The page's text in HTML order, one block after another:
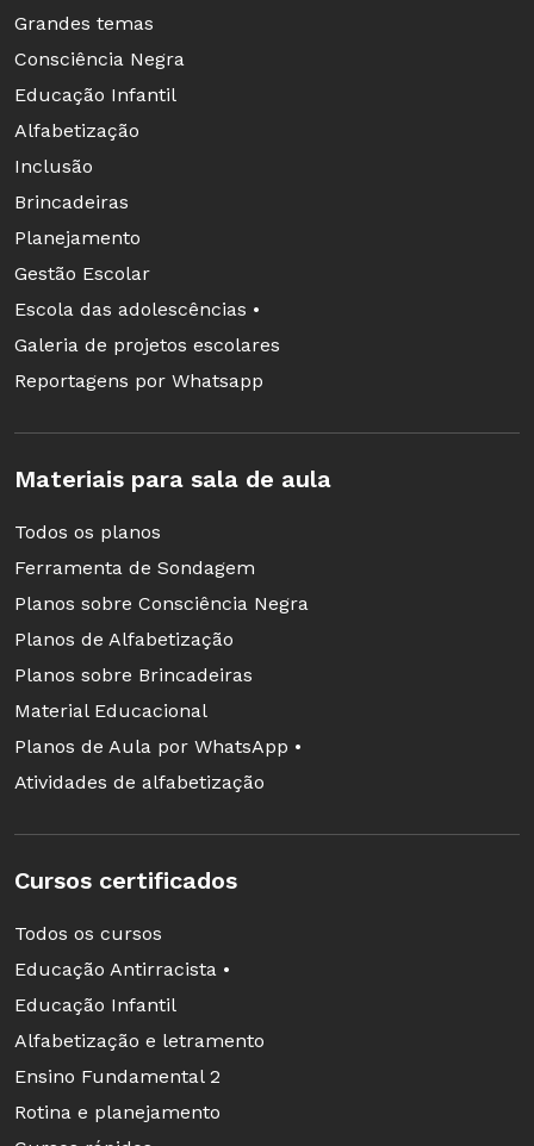
Grandes temas
Consciência Negra
Educação Infantil
Alfabetização
Inclusão
Brincadeiras
Planejamento
Gestão Escolar
Escola das adolescências •
Galeria de projetos escolares
Reportagens por Whatsapp
Materiais para sala de aula
Todos os planos
Ferramenta de Sondagem
Planos sobre Consciência Negra
Planos de Alfabetização
Planos sobre Brincadeiras
Material Educacional
Planos de Aula por WhatsApp •
Atividades de alfabetização
Cursos certificados
Todos os cursos
Educação Antirracista •
Educação Infantil
Alfabetização e letramento
Ensino Fundamental 2
Rotina e planejamento